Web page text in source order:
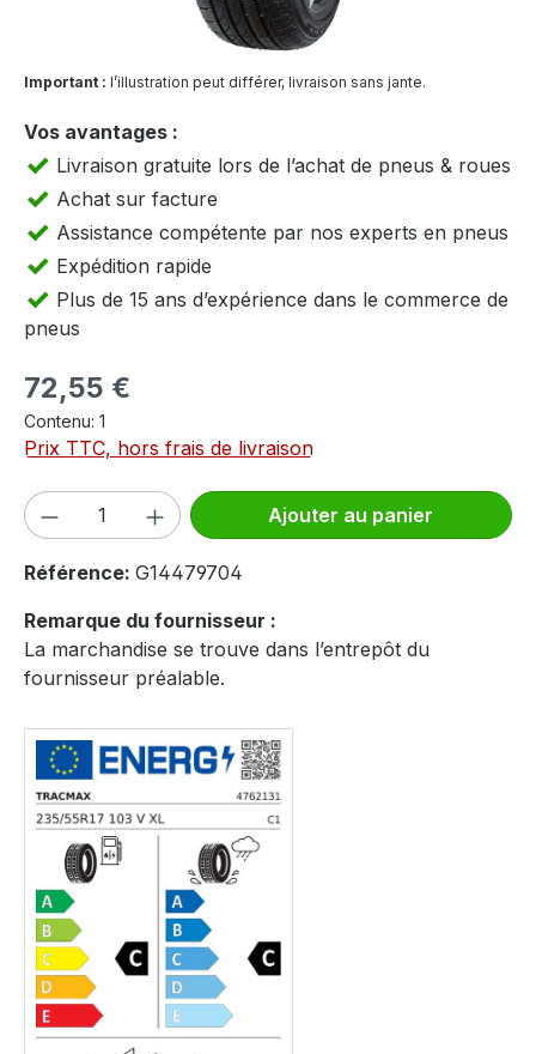
Important : l’illustration peut différer, livraison sans jante.
Vos avantages :
Livraison gratuite lors de l’achat de pneus & roues
Achat sur facture
Assistance compétente par nos experts en pneus
Expédition rapide
Plus de 15 ans d’expérience dans le commerce de
pneus
Prix régulier :
72,55 €
Contenu: 1
Prix TTC, hors frais de livraison
Quantité de produit : Entrez la
Ajouter au panier
Référence: G14479704
Remarque du fournisseur :
La marchandise se trouve dans l’entrepôt du
fournisseur préalable.